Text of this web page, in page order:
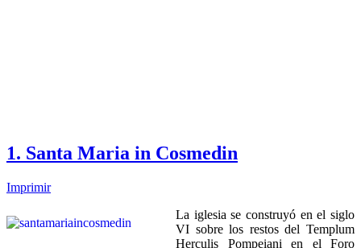
1. Santa Maria in Cosmedin
Imprimir
La iglesia se construyó en el siglo
VI sobre los restos del Templum
Herculis Pompeiani en el Foro